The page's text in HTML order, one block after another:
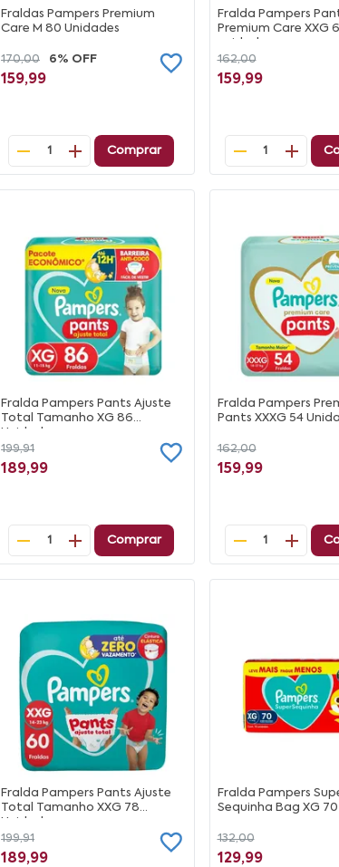
Fraldas Pampers Premium
Care M 80 Unidades
170,00 6% OFF
159,99
1 Comprar
Fralda Pampers
Premium Care XXG
unidades
162,00
159,99
1
Fralda Pampers Pants Ajuste
Total Tamanho XG 86
Unidades
199,91
189,99
1 Comprar
Fralda Pampers
Pants XXXG 54
162,00
159,99
1
Fralda Pampers Pants Ajuste
Total Tamanho XXG 78
Unidades
199,91
189,99
Fralda Pampers
Sequinha Bag XG
132,00
129,99